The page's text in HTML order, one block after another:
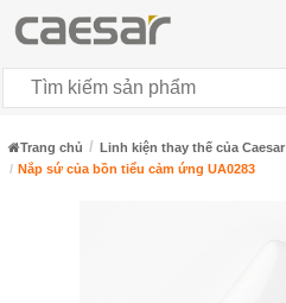
Trang chủ
Linh kiện thay thế của Caesar
Nắp sứ của bồn tiểu cảm ứng UA0283